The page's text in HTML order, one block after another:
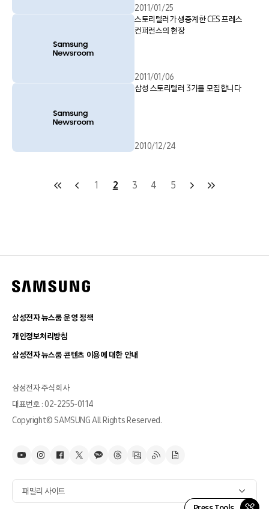
2011/01/25
스토리텔러가 생중계한 CES 프레스
컨퍼런스의 현장
2011/01/06
삼성 스토리텔러 3기를 모집합니다
2010/12/24
1 2 3 4 5
삼성전자 뉴스룸 운영 정책
개인정보처리방침
삼성전자 뉴스룸 콘텐츠 이용에 대한 안내
삼성전자 주식회사
대표번호 : 02-2255-0114
Copyright© SAMSUNG All Rights Reserved.
패밀리 사이트